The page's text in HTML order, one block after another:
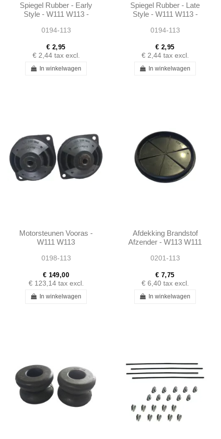
Spiegel Rubber - Early
Style - W111 W113 -
0194-113
€ 2,95
€ 2,44 tax excl.
In winkelwagen
Spiegel Rubber - Late
Style - W111 W113 -
0194-113
€ 2,95
€ 2,44 tax excl.
In winkelwagen
Motorsteunen Vooras -
W111 W113
0198-113
€ 149,00
€ 123,14 tax excl.
In winkelwagen
Afdekking Brandstof
Afzender - W113 W111
0201-113
€ 7,75
€ 6,40 tax excl.
In winkelwagen